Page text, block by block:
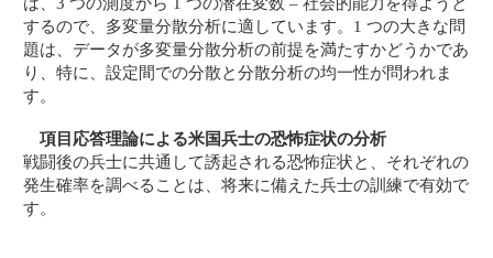
するので、多変量分散分析に適しています。1 つの大きな問
題は、データが多変量分散分析の前提を満たすかどうかであ
り、特に、設定間での分散と分散分析の均一性が問われま
す。
項目応答理論による米国兵士の恐怖症状の分析
戦闘後の兵士に共通して誘起される恐怖症状と、それぞれの
発生確率を調べることは、将来に備えた兵士の訓練で有効で
す。